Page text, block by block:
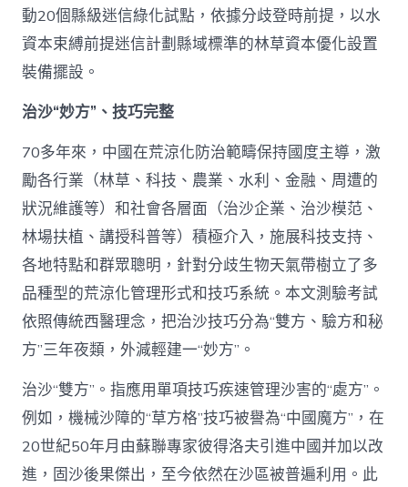
動20個縣級迷信綠化試點，依據分歧登時前提，以水
資本束縛前提迷信計劃縣域標準的林草資本優化設置
裝備擺設。
治沙“妙方”、技巧完整
70多年來，中國在荒涼化防治範疇保持國度主導，激
勵各行業（林草、科技、農業、水利、金融、周遭的
狀況維護等）和社會各層面（治沙企業、治沙模范、
林場扶植、講授科普等）積極介入，施展科技支持、
各地特點和群眾聰明，針對分歧生物天氣帶樹立了多
品種型的荒涼化管理形式和技巧系統。本文測驗考試
依照傳統西醫理念，把治沙技巧分為“雙方、驗方和秘
方”三年夜類，外減輕建一“妙方”。
治沙“雙方”。指應用單項技巧疾速管理沙害的“處方”。
例如，機械沙障的“草方格”技巧被譽為“中國魔方”，在
20世紀50年月由蘇聯專家彼得洛夫引進中國并加以改
進，固沙後果傑出，至今依然在沙區被普遍利用。此